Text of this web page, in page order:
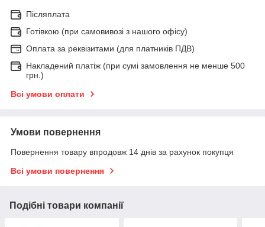
Післяплата
Готівкою (при самовивозі з нашого офісу)
Оплата за реквізитами (для платників ПДВ)
Накладений платіж (при сумі замовлення не менше 500
грн.)
Всі умови оплати
Умови повернення
Повернення товару впродовж 14 днів за рахунок покупця
Всі умови повернення
Подібні товари компанії